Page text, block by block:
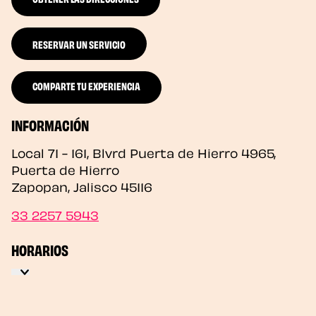
RESERVAR UN SERVICIO
COMPARTE TU EXPERIENCIA
INFORMACIÓN
Local 71 - 161, Blvrd Puerta de Hierro 4965,
Puerta de Hierro
Zapopan, Jalisco 45116
33 2257 5943
HORARIOS